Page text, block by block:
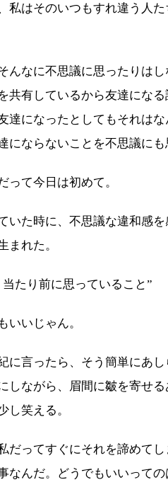
私はそのいつもすれ違う人
なに不思議に思ったりはし
共有しているから友達にな
達になったとしてもそれは
にならないことを不思議にも
って今日は初めて。
いた時に、不思議な違和感
まれた。
たり前に思っていること”
いいじゃん。
に言ったら、そう簡単にあ
しながら、眉間に皺を寄せ
し笑える。
だってすぐにそれを諦めてし
なんだ。どうでもいいって